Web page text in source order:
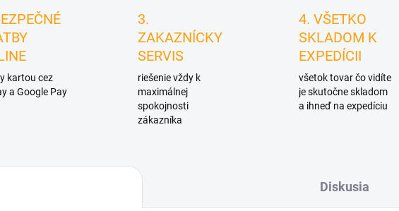
kartou cez
a Google Pay
3.
ZAKAZNÍCKY
SERVIS
riešenie vždy k
maximálnej
spokojnosti
zákazníka
4. VŠETKO
SKLADOM K
EXPEDÍCII
všetok tovar čo vidíte
je skutočne skladom
a ihneď na expedíciu
Diskusia